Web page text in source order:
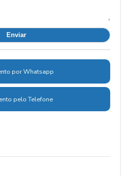
por Whatsapp
pelo Telefone